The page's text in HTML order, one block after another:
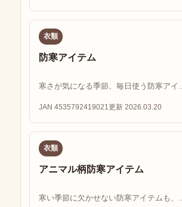
衣類
防寒アイテム
寒さが気になる季節、毎日使う防寒アイ...
JAN 4535792419021 更新 2026.03.20
衣類
アニマル柄防寒アイテム
寒い季節に欠かせない防寒アイテムも、...